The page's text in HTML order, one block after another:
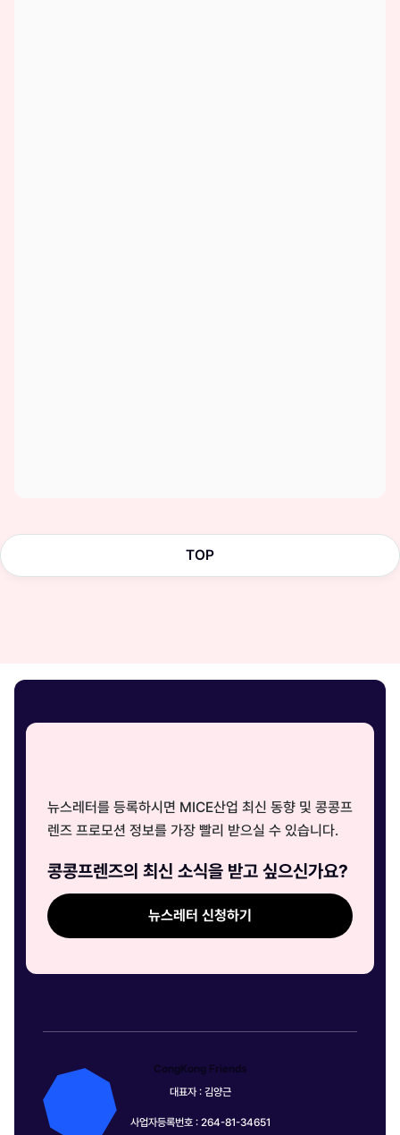
TOP
뉴스레터를 등록하시면 MICE산업 최신 동향 및 콩콩프
렌즈 프로모션 정보를 가장 빨리 받으실 수 있습니다.
콩콩프렌즈의 최신 소식을 받고 싶으신가요?
뉴스레터 신청하기
CongKong Friends
대표자 : 김양근
사업자등록번호 : 264-81-34651